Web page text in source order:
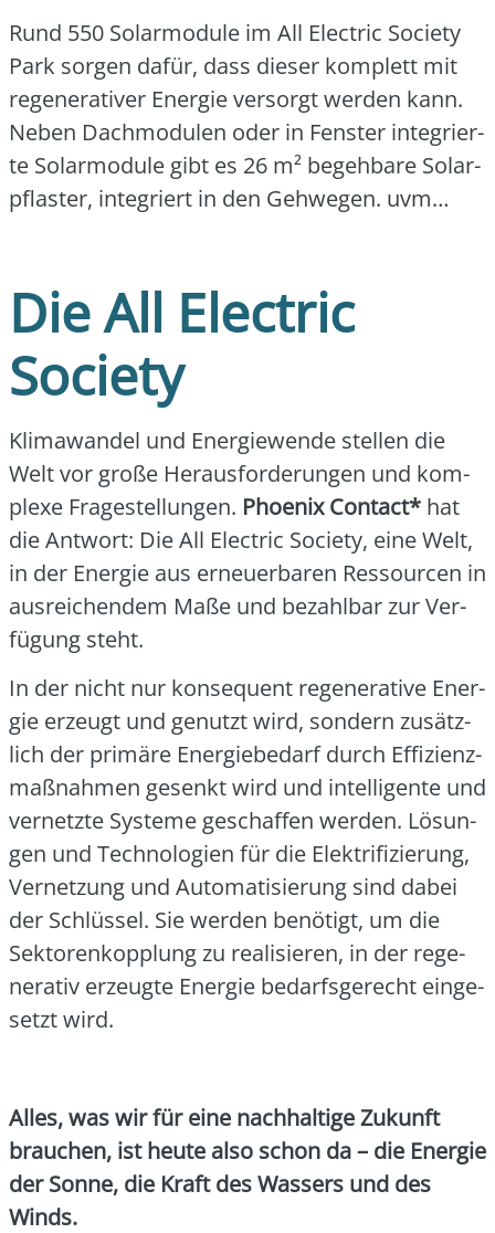
Rund 550 Solar­mo­du­le im All Elec­tric Socie­ty
Park sor­gen dafür, dass die­ser kom­plett mit
rege­ne­ra­ti­ver Ener­gie ver­sorgt wer­den kann.
Neben Dach­mo­du­len oder in Fens­ter inte­grier­
te Solar­mo­du­le gibt es 26 m² begeh­ba­re Solar­
pflas­ter, inte­griert in den Geh­we­gen. uvm…
Die All Electric
Society
Kli­ma­wan­del und Ener­gie­wen­de stel­len die
Welt vor gro­ße Her­aus­for­de­run­gen und kom­
ple­xe Fra­ge­stel­lun­gen. Phoe­nix Cont­act* hat
die Ant­wort: Die All Elec­tric Socie­ty, eine Welt,
in der Ener­gie aus erneu­er­ba­ren Res­sour­cen in
aus­rei­chen­dem Maße und bezahl­bar zur Ver­
fü­gung steht.
In der nicht nur kon­se­quent rege­ne­ra­ti­ve Ener­
gie erzeugt und genutzt wird, son­dern zusätz­
lich der pri­mä­re Ener­gie­be­darf durch Effi­zi­enz­
maß­nah­men gesenkt wird und intel­li­gen­te und
ver­netz­te Sys­te­me geschaf­fen wer­den. Lösun­
gen und Tech­no­lo­gien für die Elek­tri­fi­zie­rung,
Ver­net­zung und Auto­ma­ti­sie­rung sind dabei
der Schlüs­sel. Sie wer­den benö­tigt, um die
Sek­to­ren­kopp­lung zu rea­li­sie­ren, in der rege­
ne­ra­tiv erzeug­te Ener­gie bedarfs­ge­recht ein­ge­
setzt wird.
Alles, was wir für eine nach­hal­ti­ge Zukunft
brau­chen, ist heu­te also schon da – die Ener­gie
der Son­ne, die Kraft des Was­sers und des
Winds.